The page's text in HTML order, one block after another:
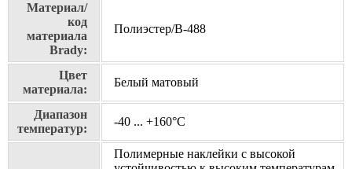
Материал/
код
материала
Brady:
Полиэстер/В-488
Цвет
материала:
Белый матовый
Диапазон
температур:
-40 ... +160°С
Полимерные наклейки с высокой